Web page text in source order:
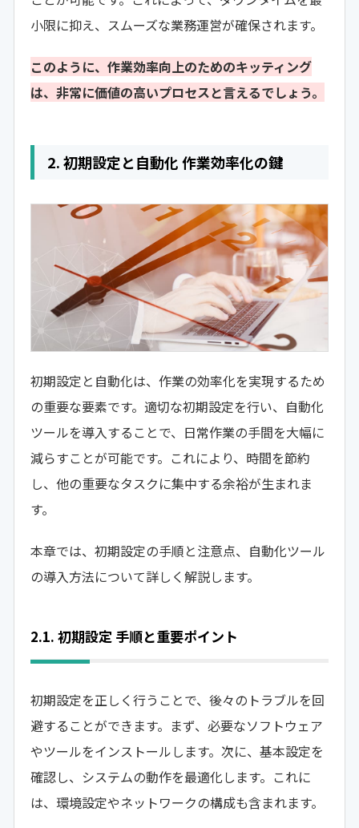
小限に抑え、スムーズな業務運営が確保されます。
このように、作業効率向上のためのキッティング
は、非常に価値の高いプロセスと言えるでしょう。
2. 初期設定と自動化 作業効率化の鍵
初期設定と自動化は、作業の効率化を実現するため
の重要な要素です。適切な初期設定を行い、自動化
ツールを導入することで、日常作業の手間を大幅に
減らすことが可能です。これにより、時間を節約
し、他の重要なタスクに集中する余裕が生まれま
す。
本章では、初期設定の手順と注意点、自動化ツール
の導入方法について詳しく解説します。
2.1. 初期設定 手順と重要ポイント
初期設定を正しく行うことで、後々のトラブルを回
避することができます。まず、必要なソフトウェア
やツールをインストールします。次に、基本設定を
確認し、システムの動作を最適化します。これに
は、環境設定やネットワークの構成も含まれます。